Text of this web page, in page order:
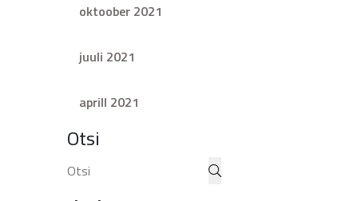
oktoober 2021
juuli 2021
aprill 2021
Otsi